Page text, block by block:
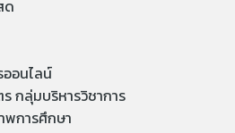
ด
ออนไลน์
กลุ่มบริหารวิชาการ
พการศึกษา